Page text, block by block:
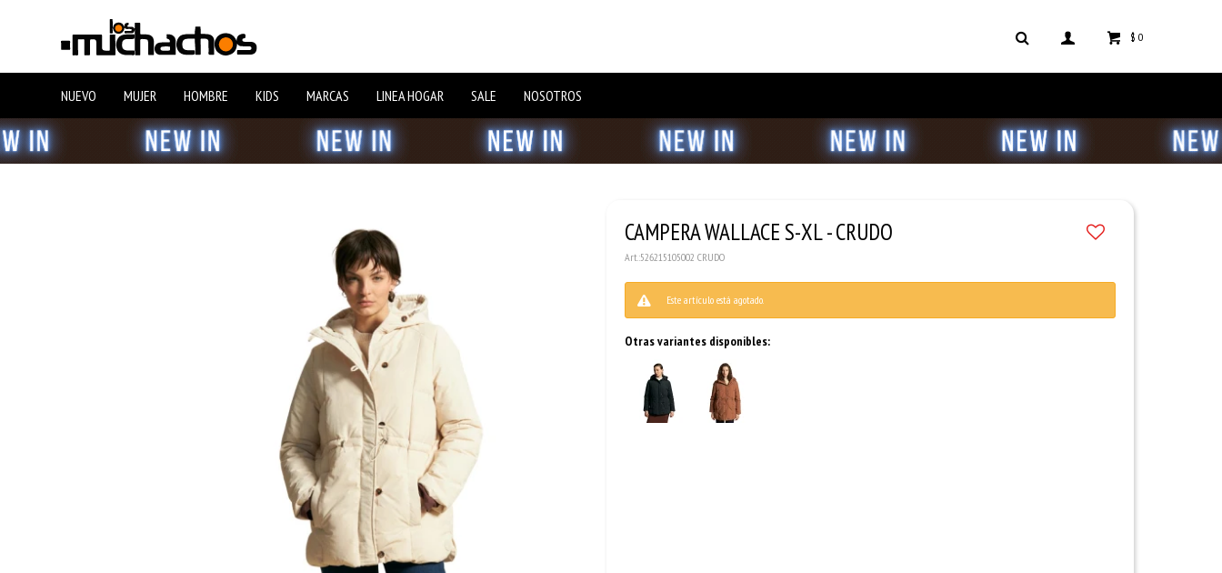
NUEVO MUJER HOMBRE KIDS MARCAS LINEA HOGAR SALE NOSOTROS
$ 0
CAMPERA WALLACE S-XL - CRUDO
526215105002 CRUDO
Este artículo está agotado.
Otras variantes disponibles: